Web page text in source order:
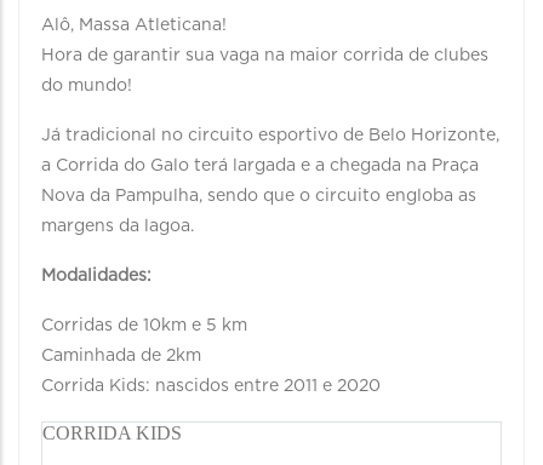
Alô, Massa Atleticana!
Hora de garantir sua vaga na maior corrida de clubes
do mundo!
Já tradicional no circuito esportivo de Belo Horizonte,
a Corrida do Galo terá largada e a chegada na Praça
Nova da Pampulha, sendo que o circuito engloba as
margens da lagoa.
Modalidades:
Corridas de 10km e 5 km
Caminhada de 2km
Corrida Kids: nascidos entre 2011 e 2020
CORRIDA KIDS